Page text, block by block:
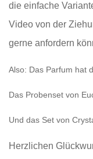
die einfache
Video von der
gerne anfordern
Also: Das Parfum hat
Das Probenset von
Und das Set von
Herzlichen